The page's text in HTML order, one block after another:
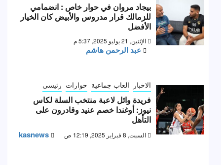
بيجاد مروان في حوار خاص : انضمامي
للزمالك قرار مدروس والأبيض كان الخيار
الأفضل
الإثنين, 21 يوليو 2025, 5:37 م
عبد الرحمن هاشم
الاخبار العاب جماعية حوارات رئيسى
فريدة وائل لاعبة منتخب السلة لكاس
نيوز: أوغندا خصم عنيد وقادرون على
التأهل
السبت, 8 فبراير 2025, 12:19 ص kasnews